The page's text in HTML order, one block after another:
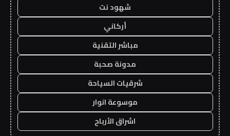
شهود نت
أركاني
مباشر التقنية
مدونة صحبة
شرقيات السياحة
موسوعة انوار
اشراق الأرباح